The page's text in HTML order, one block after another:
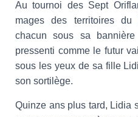
Au tournoi des Sept
mages des territoires
chacun sous sa
pressenti comme le futur
sous les yeux de sa fille
son sortilège.
Quinze ans plus tard, Lidia